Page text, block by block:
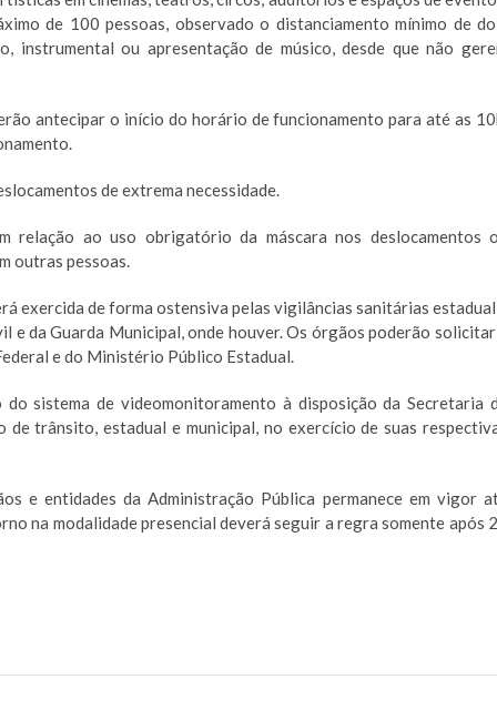
de 100 pessoas, observado o distanciamento mínimo de
instrumental ou apresentação de músico, desde que não
antecipar o início do horário de funcionamento para até as
de extrema necessidade.
relação ao uso obrigatório da máscara nos deslocamentos
outras pessoas.
exercida de forma ostensiva pelas vigilâncias sanitárias
e da Guarda Municipal, onde houver. Os órgãos poderão solicitar
e do Ministério Público Estadual.
sistema de videomonitoramento à disposição da Secretaria
de trânsito, estadual e municipal, no exercício de suas
e entidades da Administração Pública permanece em vigor
na modalidade presencial deverá seguir a regra somente após